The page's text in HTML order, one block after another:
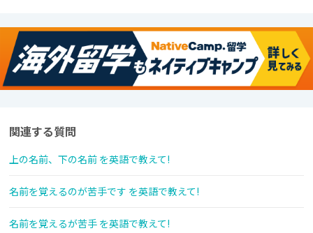
関連する質問
上の名前、下の名前 を英語で教えて!
名前を覚えるのが苦手です を英語で教えて!
名前を覚えるが苦手 を英語で教えて!